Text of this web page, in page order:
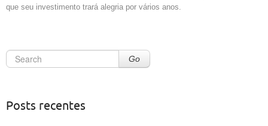
que seu investimento trará alegria por vários anos.
Go
Posts recentes